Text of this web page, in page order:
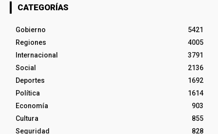
CATEGORÍAS
Gobierno
5421
Regiones
4005
Internacional
3791
Social
2136
Deportes
1692
Política
1614
Economía
903
Cultura
855
Seguridad
828